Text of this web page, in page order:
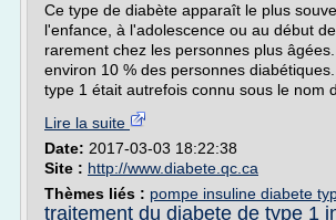
Ce type de diabète apparaît le plus
l'enfance, à l'adolescence ou au début
rarement chez les personnes plus
environ 10 % des personnes
type 1 était autrefois connu sous le nom
Lire la suite
Date: 2017-03-03 18:22:38
Site : http://www.diabete.qc.ca
Thèmes liés : pompe insuline diabete
traitement du diabete de type 1